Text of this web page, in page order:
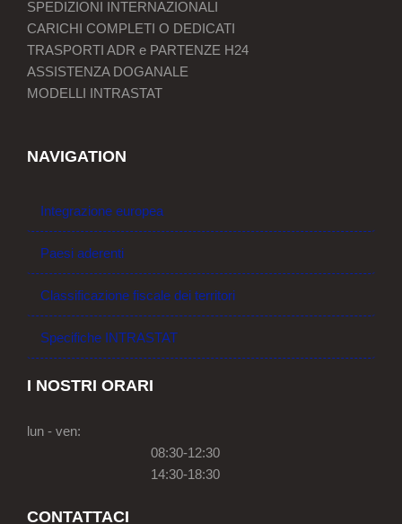
SPEDIZIONI INTERNAZIONALI
CARICHI COMPLETI O DEDICATI
TRASPORTI ADR e PARTENZE H24
ASSISTENZA DOGANALE
MODELLI INTRASTAT
NAVIGATION
Integrazione europea
Paesi aderenti
Classificazione fiscale dei territori
Specifiche INTRASTAT
I NOSTRI ORARI
lun - ven:
08:30-12:30
14:30-18:30
CONTATTACI